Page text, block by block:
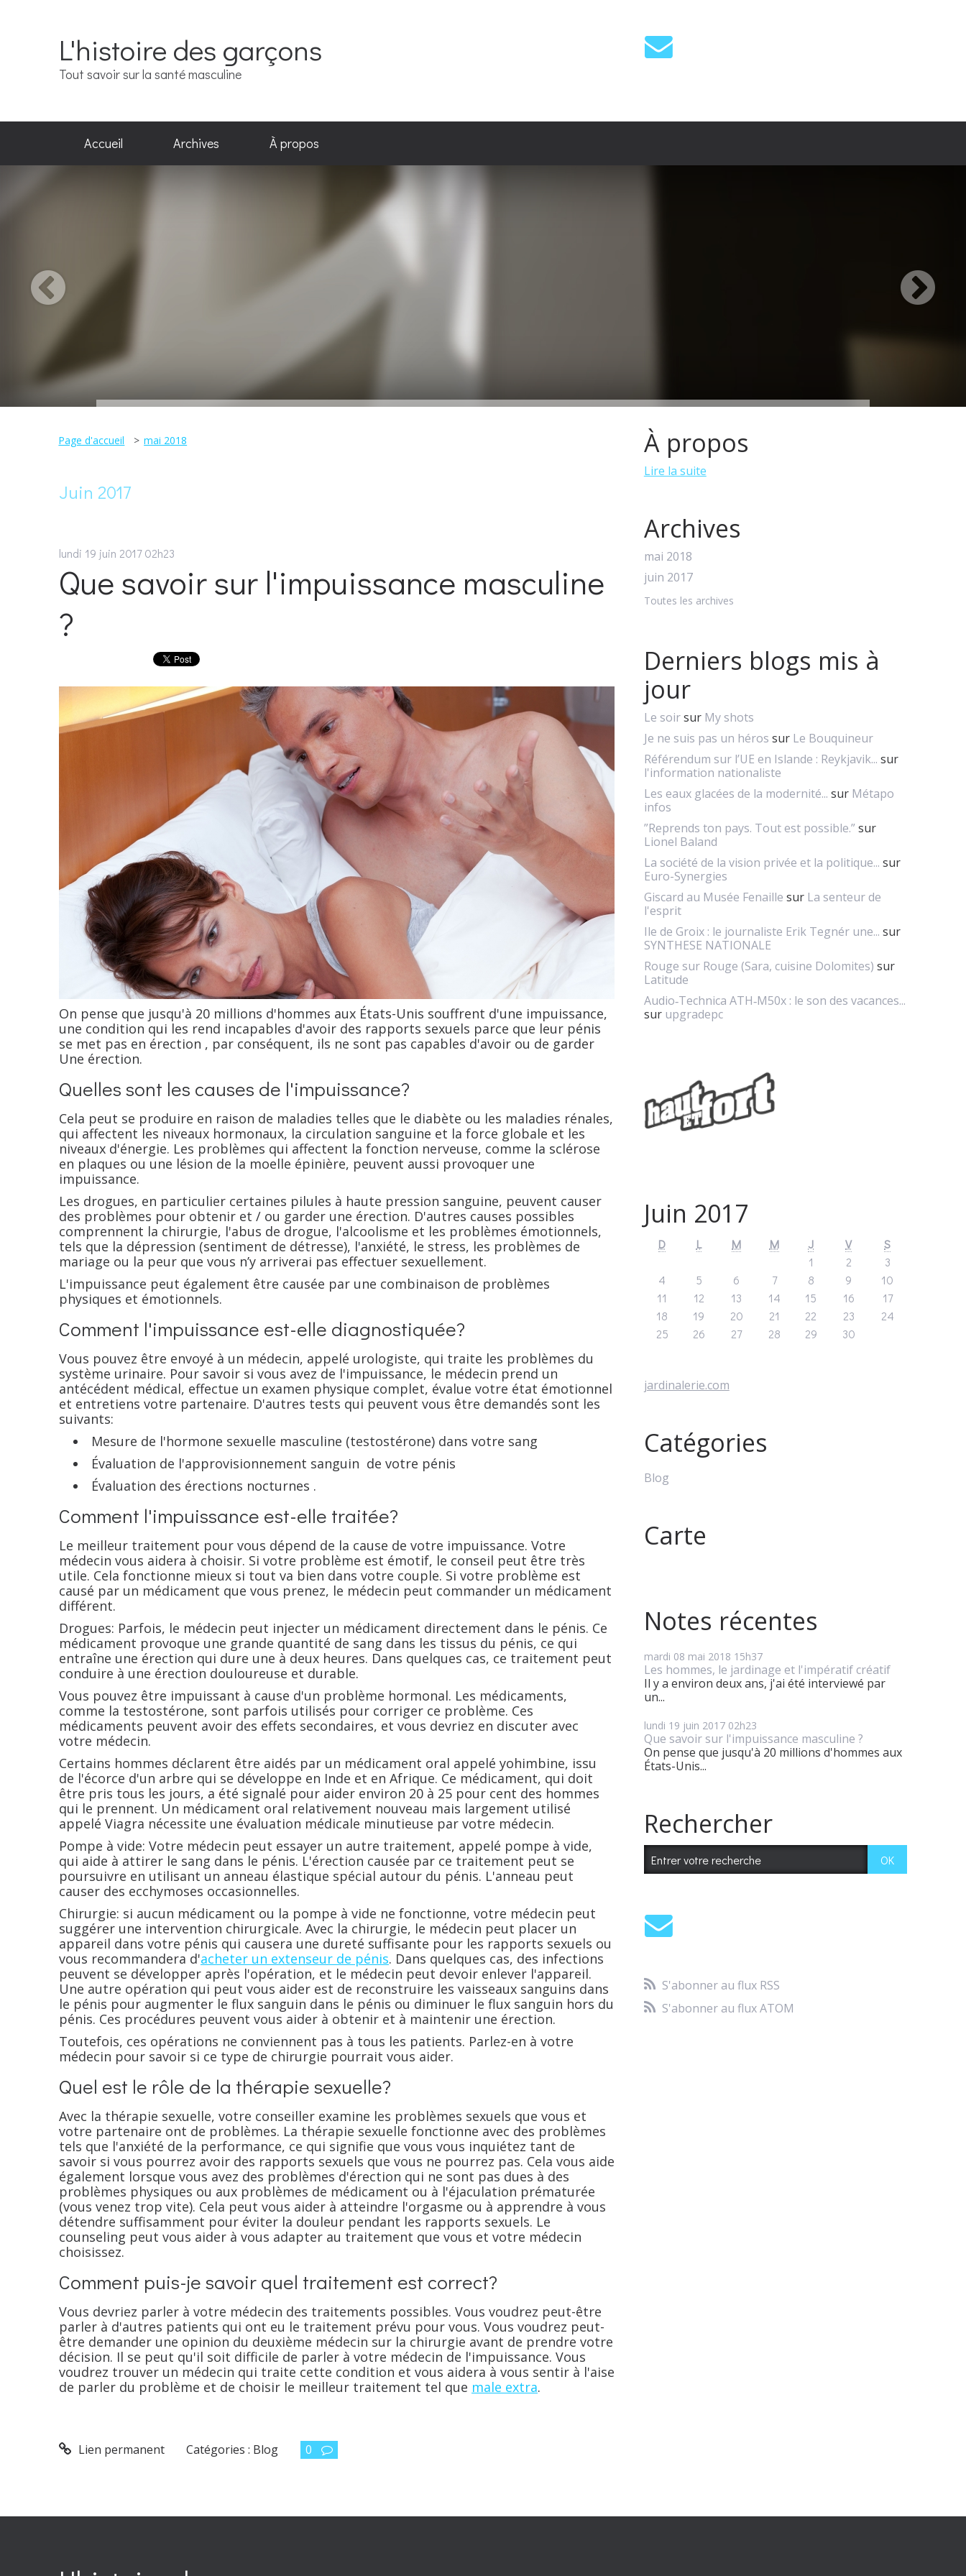
L'histoire des garçons
Tout savoir sur la santé masculine
Accueil Archives À propos
Page d'accueil mai 2018
Juin 2017
lundi 19 juin 2017 02h23
Que savoir sur l'impuissance masculine
?
On pense que jusqu'à 20 millions d'hommes aux États-Unis souffrent d'une impuissance,
une condition qui les rend incapables d'avoir des rapports sexuels parce que leur pénis
se met pas en érection , par conséquent, ils ne sont pas capables d'avoir ou de garder
Une érection.
Quelles sont les causes de l'impuissance?
Cela peut se produire en raison de maladies telles que le diabète ou les maladies rénales,
qui affectent les niveaux hormonaux, la circulation sanguine et la force globale et les
niveaux d'énergie. Les problèmes qui affectent la fonction nerveuse, comme la sclérose
en plaques ou une lésion de la moelle épinière, peuvent aussi provoquer une
impuissance.
Les drogues, en particulier certaines pilules à haute pression sanguine, peuvent causer
des problèmes pour obtenir et / ou garder une érection. D'autres causes possibles
comprennent la chirurgie, l'abus de drogue, l'alcoolisme et les problèmes émotionnels,
tels que la dépression (sentiment de détresse), l'anxiété, le stress, les problèmes de
mariage ou la peur que vous n’y arriverai pas effectuer sexuellement.
L'impuissance peut également être causée par une combinaison de problèmes
physiques et émotionnels.
Comment l'impuissance est-elle diagnostiquée?
Vous pouvez être envoyé à un médecin, appelé urologiste, qui traite les problèmes du
système urinaire. Pour savoir si vous avez de l'impuissance, le médecin prend un
antécédent médical, effectue un examen physique complet, évalue votre état émotionnel
et entretiens votre partenaire. D'autres tests qui peuvent vous être demandés sont les
suivants:
Mesure de l'hormone sexuelle masculine (testostérone) dans votre sang
Évaluation de l'approvisionnement sanguin de votre pénis
Évaluation des érections nocturnes .
Comment l'impuissance est-elle traitée?
Le meilleur traitement pour vous dépend de la cause de votre impuissance. Votre
médecin vous aidera à choisir. Si votre problème est émotif, le conseil peut être très
utile. Cela fonctionne mieux si tout va bien dans votre couple. Si votre problème est
causé par un médicament que vous prenez, le médecin peut commander un médicament
différent.
Drogues: Parfois, le médecin peut injecter un médicament directement dans le pénis. Ce
médicament provoque une grande quantité de sang dans les tissus du pénis, ce qui
entraîne une érection qui dure une à deux heures. Dans quelques cas, ce traitement peut
conduire à une érection douloureuse et durable.
Vous pouvez être impuissant à cause d'un problème hormonal. Les médicaments,
comme la testostérone, sont parfois utilisés pour corriger ce problème. Ces
médicaments peuvent avoir des effets secondaires, et vous devriez en discuter avec
votre médecin.
Certains hommes déclarent être aidés par un médicament oral appelé yohimbine, issu
de l'écorce d'un arbre qui se développe en Inde et en Afrique. Ce médicament, qui doit
être pris tous les jours, a été signalé pour aider environ 20 à 25 pour cent des hommes
qui le prennent. Un médicament oral relativement nouveau mais largement utilisé
appelé Viagra nécessite une évaluation médicale minutieuse par votre médecin.
Pompe à vide: Votre médecin peut essayer un autre traitement, appelé pompe à vide,
qui aide à attirer le sang dans le pénis. L'érection causée par ce traitement peut se
poursuivre en utilisant un anneau élastique spécial autour du pénis. L'anneau peut
causer des ecchymoses occasionnelles.
Chirurgie: si aucun médicament ou la pompe à vide ne fonctionne, votre médecin peut
suggérer une intervention chirurgicale. Avec la chirurgie, le médecin peut placer un
appareil dans votre pénis qui causera une dureté suffisante pour les rapports sexuels ou
vous recommandera d'acheter un extenseur de pénis. Dans quelques cas, des infections
peuvent se développer après l'opération, et le médecin peut devoir enlever l'appareil.
Une autre opération qui peut vous aider est de reconstruire les vaisseaux sanguins dans
le pénis pour augmenter le flux sanguin dans le pénis ou diminuer le flux sanguin hors du
pénis. Ces procédures peuvent vous aider à obtenir et à maintenir une érection.
Toutefois, ces opérations ne conviennent pas à tous les patients. Parlez-en à votre
médecin pour savoir si ce type de chirurgie pourrait vous aider.
Quel est le rôle de la thérapie sexuelle?
Avec la thérapie sexuelle, votre conseiller examine les problèmes sexuels que vous et
votre partenaire ont de problèmes. La thérapie sexuelle fonctionne avec des problèmes
tels que l'anxiété de la performance, ce qui signifie que vous vous inquiétez tant de
savoir si vous pourrez avoir des rapports sexuels que vous ne pourrez pas. Cela vous aide
également lorsque vous avez des problèmes d'érection qui ne sont pas dues à des
problèmes physiques ou aux problèmes de médicament ou à l'éjaculation prématurée
(vous venez trop vite). Cela peut vous aider à atteindre l'orgasme ou à apprendre à vous
détendre suffisamment pour éviter la douleur pendant les rapports sexuels. Le
counseling peut vous aider à vous adapter au traitement que vous et votre médecin
choisissez.
Comment puis-je savoir quel traitement est correct?
Vous devriez parler à votre médecin des traitements possibles. Vous voudrez peut-être
parler à d'autres patients qui ont eu le traitement prévu pour vous. Vous voudrez peut-
être demander une opinion du deuxième médecin sur la chirurgie avant de prendre votre
décision. Il se peut qu'il soit difficile de parler à votre médecin de l'impuissance. Vous
voudrez trouver un médecin qui traite cette condition et vous aidera à vous sentir à l'aise
de parler du problème et de choisir le meilleur traitement tel que male extra.
Lien permanent Catégories : Blog 0
À propos
Lire la suite
Archives
mai 2018
juin 2017
Toutes les archives
Derniers blogs mis à
jour
Le soirsur My shots
Je ne suis pas un héros sur Le Bouquineur
Référendum sur l’UE en Islande : Reykjavik... sur
l'information nationaliste
Les eaux glacées de la modernité... sur Métapo
infos
”Reprends ton pays. Tout est possible.”sur
Lionel Baland
La société de la vision privée et la politique... sur
Euro-Synergies
Giscard au Musée Fenaille sur La senteur de
l'esprit
Ile de Groix : le journaliste Erik Tegnér une... sur
SYNTHESE NATIONALE
Rouge sur Rouge (Sara, cuisine Dolomites) sur
Latitude
Audio‑Technica ATH‑M50x : le son des vacances...
sur upgradepc
Juin 2017
D L M M J V
S
1
2
3
4
5 6 7 8 9
10
11
12 13 14 15 16
17
18
19 20 21 22 23
24
25
26 27 28 29 30
jardinalerie.com
Catégories
Blog
Carte
Notes récentes
mardi 08 mai 2018 15h37
Les hommes, le jardinage et l'impératif créatif
Il y a environ deux ans, j'ai été interviewé par
un...
lundi 19 juin 2017 02h23
Que savoir sur l'impuissance masculine ?
On pense que jusqu'à 20 millions d'hommes aux
États-Unis...
Rechercher
S'abonner au flux RSS
S'abonner au flux ATOM